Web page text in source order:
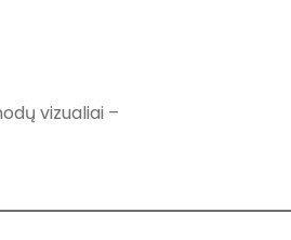
vizualiai –